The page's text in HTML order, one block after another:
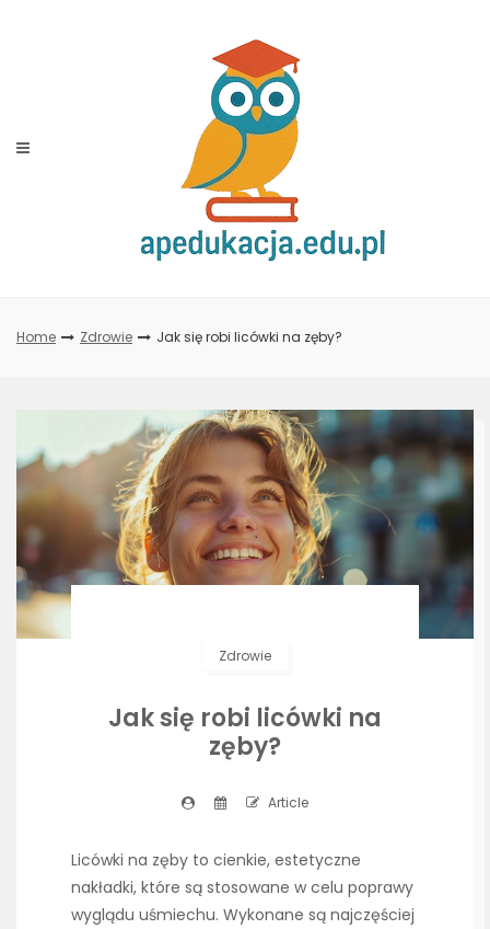
Home Zdrowie Jak się robi licówki na zęby?
Zdrowie
Jak się robi licówki na
zęby?
Article
Licówki na zęby to cienkie, estetyczne
nakładki, które są stosowane w celu poprawy
wyglądu uśmiechu. Wykonane są najczęściej